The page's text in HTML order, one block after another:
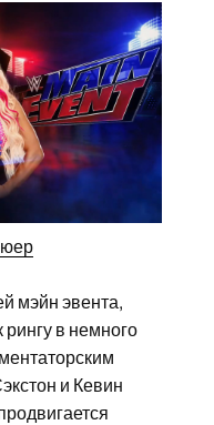
мэйн эвента,
в немного
и Кевин